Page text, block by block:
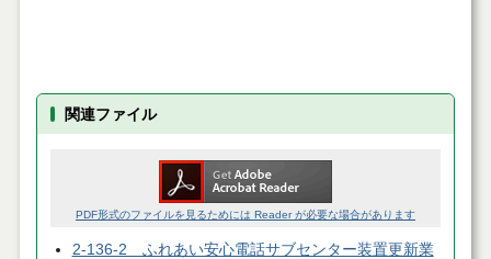
関連ファイル
PDF形式のファイルを見るためには Reader が必要な場合があります
2-136-2 ふれあい安心電話サブセンター装置更新業